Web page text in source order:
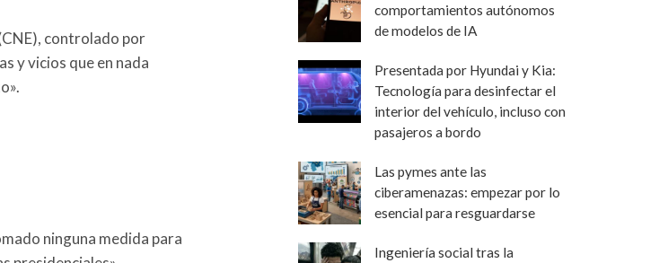
controlado por
y vicios que en nada
ninguna medida para
comportamientos autónomos
de modelos de IA
Presentada por Hyundai y Kia:
Tecnología para desinfectar el
interior del vehículo, incluso con
pasajeros a bordo
Las pymes ante las
ciberamenazas: empezar por lo
esencial para resguardarse
Ingeniería social tras la